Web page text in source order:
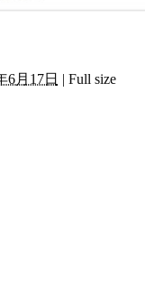
6月17日 | Full size